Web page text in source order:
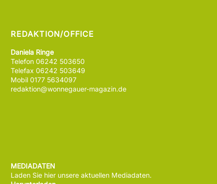
REDAKTION/OFFICE
Daniela Ringe
Telefon 06242 503650
Telefax 06242 503649
Mobil 0177 5634097
redaktion@wonnegauer-magazin.de
MEDIADATEN
Laden Sie hier unsere aktuellen Mediadaten.